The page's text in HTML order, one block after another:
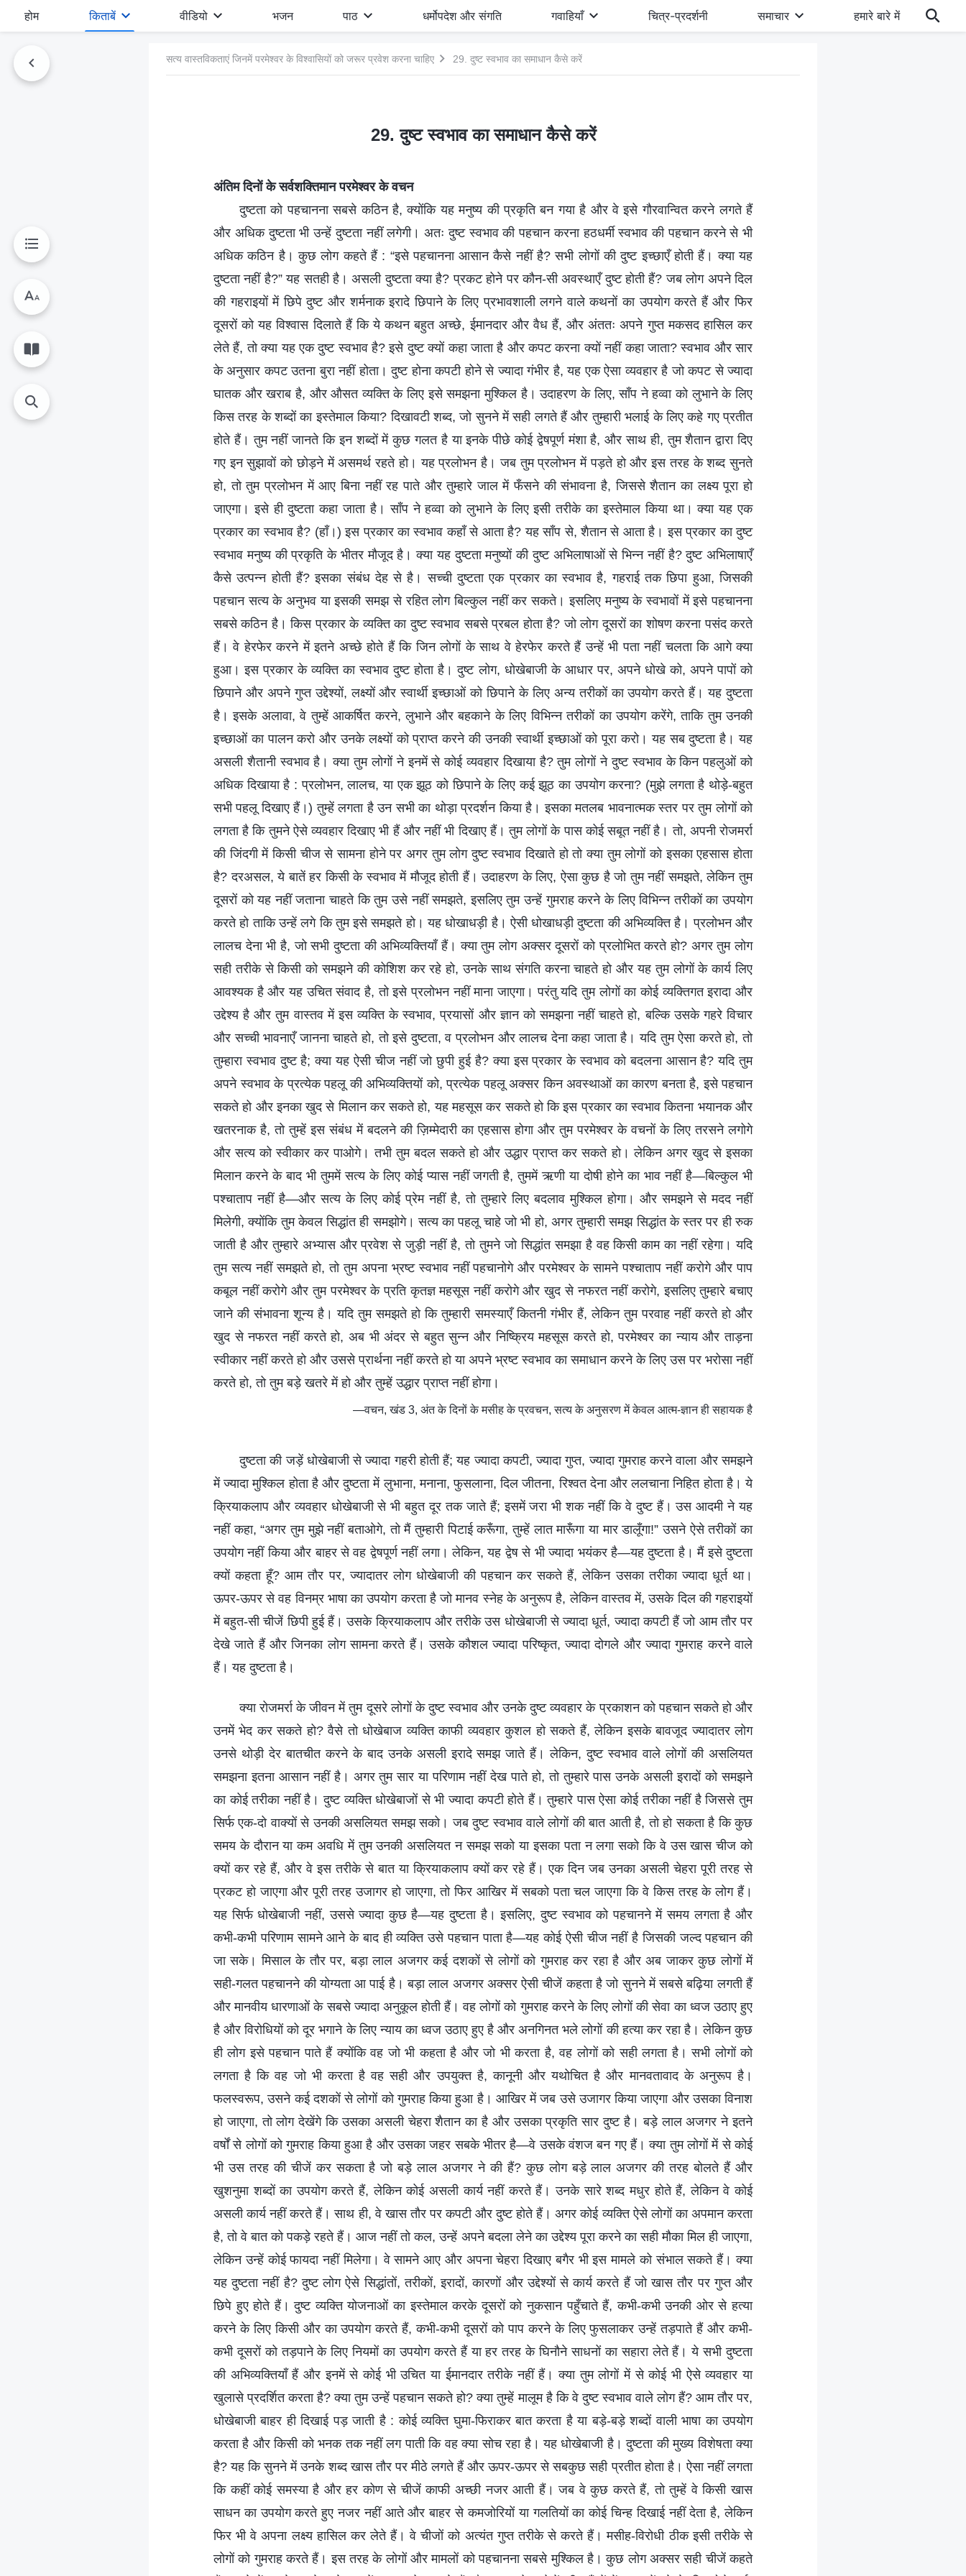
होम किताबें वीडियो भजन पाठ धर्मोपदेश और संगति गवाहियाँ चित्र-प्रदर्शनी समाचार हमारे बारे में
सत्य वास्तविकताएं जिनमें परमेश्वर के विश्वासियों को जरूर प्रवेश करना चाहिए 29. दुष्ट स्वभाव का समाधान कैसे करें
29. दुष्ट स्वभाव का समाधान कैसे करें
अंतिम दिनों के सर्वशक्तिमान परमेश्वर के वचन
दुष्टता को पहचानना सबसे कठिन है, क्योंकि यह मनुष्य की प्रकृति बन गया है और वे इसे गौरवान्वित करने लगते हैं
और अधिक दुष्टता भी उन्हें दुष्टता नहीं लगेगी। अतः दुष्ट स्वभाव की पहचान करना हठधर्मी स्वभाव की पहचान करने से भी
अधिक कठिन है। कुछ लोग कहते हैं : “इसे पहचानना आसान कैसे नहीं है? सभी लोगों की दुष्ट इच्छाएँ होती हैं। क्या यह
दुष्टता नहीं है?” यह सतही है। असली दुष्टता क्या है? प्रकट होने पर कौन-सी अवस्थाएँ दुष्ट होती हैं? जब लोग अपने दिल
की गहराइयों में छिपे दुष्ट और शर्मनाक इरादे छिपाने के लिए प्रभावशाली लगने वाले कथनों का उपयोग करते हैं और फिर
दूसरों को यह विश्वास दिलाते हैं कि ये कथन बहुत अच्छे, ईमानदार और वैध हैं, और अंततः अपने गुप्त मकसद हासिल कर
लेते हैं, तो क्या यह एक दुष्ट स्वभाव है? इसे दुष्ट क्यों कहा जाता है और कपट करना क्यों नहीं कहा जाता? स्वभाव और सार
के अनुसार कपट उतना बुरा नहीं होता। दुष्ट होना कपटी होने से ज्यादा गंभीर है, यह एक ऐसा व्यवहार है जो कपट से ज्यादा
घातक और खराब है, और औसत व्यक्ति के लिए इसे समझना मुश्किल है। उदाहरण के लिए, साँप ने हव्वा को लुभाने के लिए
किस तरह के शब्दों का इस्तेमाल किया? दिखावटी शब्द, जो सुनने में सही लगते हैं और तुम्हारी भलाई के लिए कहे गए प्रतीत
होते हैं। तुम नहीं जानते कि इन शब्दों में कुछ गलत है या इनके पीछे कोई द्वेषपूर्ण मंशा है, और साथ ही, तुम शैतान द्वारा दिए
गए इन सुझावों को छोड़ने में असमर्थ रहते हो। यह प्रलोभन है। जब तुम प्रलोभन में पड़ते हो और इस तरह के शब्द सुनते
हो, तो तुम प्रलोभन में आए बिना नहीं रह पाते और तुम्हारे जाल में फँसने की संभावना है, जिससे शैतान का लक्ष्य पूरा हो
जाएगा। इसे ही दुष्टता कहा जाता है। साँप ने हव्वा को लुभाने के लिए इसी तरीके का इस्तेमाल किया था। क्या यह एक
प्रकार का स्वभाव है? (हाँ।) इस प्रकार का स्वभाव कहाँ से आता है? यह साँप से, शैतान से आता है। इस प्रकार का दुष्ट
स्वभाव मनुष्य की प्रकृति के भीतर मौजूद है। क्या यह दुष्टता मनुष्यों की दुष्ट अभिलाषाओं से भिन्न नहीं है? दुष्ट अभिलाषाएँ
कैसे उत्पन्न होती हैं? इसका संबंध देह से है। सच्ची दुष्टता एक प्रकार का स्वभाव है, गहराई तक छिपा हुआ, जिसकी
पहचान सत्य के अनुभव या इसकी समझ से रहित लोग बिल्कुल नहीं कर सकते। इसलिए मनुष्य के स्वभावों में इसे पहचानना
सबसे कठिन है। किस प्रकार के व्यक्ति का दुष्ट स्वभाव सबसे प्रबल होता है? जो लोग दूसरों का शोषण करना पसंद करते
हैं। वे हेरफेर करने में इतने अच्छे होते हैं कि जिन लोगों के साथ वे हेरफेर करते हैं उन्हें भी पता नहीं चलता कि आगे क्या
हुआ। इस प्रकार के व्यक्ति का स्वभाव दुष्ट होता है। दुष्ट लोग, धोखेबाजी के आधार पर, अपने धोखे को, अपने पापों को
छिपाने और अपने गुप्त उद्देश्यों, लक्ष्यों और स्वार्थी इच्छाओं को छिपाने के लिए अन्य तरीकों का उपयोग करते हैं। यह दुष्टता
है। इसके अलावा, वे तुम्हें आकर्षित करने, लुभाने और बहकाने के लिए विभिन्न तरीकों का उपयोग करेंगे, ताकि तुम उनकी
इच्छाओं का पालन करो और उनके लक्ष्यों को प्राप्त करने की उनकी स्वार्थी इच्छाओं को पूरा करो। यह सब दुष्टता है। यह
असली शैतानी स्वभाव है। क्या तुम लोगों ने इनमें से कोई व्यवहार दिखाया है? तुम लोगों ने दुष्ट स्वभाव के किन पहलुओं को
अधिक दिखाया है : प्रलोभन, लालच, या एक झूठ को छिपाने के लिए कई झूठ का उपयोग करना? (मुझे लगता है थोड़े-बहुत
सभी पहलू दिखाए हैं।) तुम्हें लगता है उन सभी का थोड़ा प्रदर्शन किया है। इसका मतलब भावनात्मक स्तर पर तुम लोगों को
लगता है कि तुमने ऐसे व्यवहार दिखाए भी हैं और नहीं भी दिखाए हैं। तुम लोगों के पास कोई सबूत नहीं है। तो, अपनी रोजमर्रा
की जिंदगी में किसी चीज से सामना होने पर अगर तुम लोग दुष्ट स्वभाव दिखाते हो तो क्या तुम लोगों को इसका एहसास होता
है? दरअसल, ये बातें हर किसी के स्वभाव में मौजूद होती हैं। उदाहरण के लिए, ऐसा कुछ है जो तुम नहीं समझते, लेकिन तुम
दूसरों को यह नहीं जताना चाहते कि तुम उसे नहीं समझते, इसलिए तुम उन्हें गुमराह करने के लिए विभिन्न तरीकों का उपयोग
करते हो ताकि उन्हें लगे कि तुम इसे समझते हो। यह धोखाधड़ी है। ऐसी धोखाधड़ी दुष्टता की अभिव्यक्ति है। प्रलोभन और
लालच देना भी है, जो सभी दुष्टता की अभिव्यक्तियाँ हैं। क्या तुम लोग अक्सर दूसरों को प्रलोभित करते हो? अगर तुम लोग
सही तरीके से किसी को समझने की कोशिश कर रहे हो, उनके साथ संगति करना चाहते हो और यह तुम लोगों के कार्य लिए
आवश्यक है और यह उचित संवाद है, तो इसे प्रलोभन नहीं माना जाएगा। परंतु यदि तुम लोगों का कोई व्यक्तिगत इरादा और
उद्देश्य है और तुम वास्तव में इस व्यक्ति के स्वभाव, प्रयासों और ज्ञान को समझना नहीं चाहते हो, बल्कि उसके गहरे विचार
और सच्ची भावनाएँ जानना चाहते हो, तो इसे दुष्टता, व प्रलोभन और लालच देना कहा जाता है। यदि तुम ऐसा करते हो, तो
तुम्हारा स्वभाव दुष्ट है; क्या यह ऐसी चीज नहीं जो छुपी हुई है? क्या इस प्रकार के स्वभाव को बदलना आसान है? यदि तुम
अपने स्वभाव के प्रत्येक पहलू की अभिव्यक्तियों को, प्रत्येक पहलू अक्सर किन अवस्थाओं का कारण बनता है, इसे पहचान
सकते हो और इनका खुद से मिलान कर सकते हो, यह महसूस कर सकते हो कि इस प्रकार का स्वभाव कितना भयानक और
खतरनाक है, तो तुम्हें इस संबंध में बदलने की ज़िम्मेदारी का एहसास होगा और तुम परमेश्वर के वचनों के लिए तरसने लगोगे
और सत्य को स्वीकार कर पाओगे। तभी तुम बदल सकते हो और उद्धार प्राप्त कर सकते हो। लेकिन अगर खुद से इसका
मिलान करने के बाद भी तुममें सत्य के लिए कोई प्यास नहीं जगती है, तुममें ऋणी या दोषी होने का भाव नहीं है—बिल्कुल भी
पश्चाताप नहीं है—और सत्य के लिए कोई प्रेम नहीं है, तो तुम्हारे लिए बदलाव मुश्किल होगा। और समझने से मदद नहीं
मिलेगी, क्योंकि तुम केवल सिद्धांत ही समझोगे। सत्य का पहलू चाहे जो भी हो, अगर तुम्हारी समझ सिद्धांत के स्तर पर ही रुक
जाती है और तुम्हारे अभ्यास और प्रवेश से जुड़ी नहीं है, तो तुमने जो सिद्धांत समझा है वह किसी काम का नहीं रहेगा। यदि
तुम सत्य नहीं समझते हो, तो तुम अपना भ्रष्ट स्वभाव नहीं पहचानोगे और परमेश्वर के सामने पश्चाताप नहीं करोगे और पाप
कबूल नहीं करोगे और तुम परमेश्वर के प्रति कृतज्ञ महसूस नहीं करोगे और खुद से नफरत नहीं करोगे, इसलिए तुम्हारे बचाए
जाने की संभावना शून्य है। यदि तुम समझते हो कि तुम्हारी समस्याएँ कितनी गंभीर हैं, लेकिन तुम परवाह नहीं करते हो और
खुद से नफरत नहीं करते हो, अब भी अंदर से बहुत सुन्न और निष्क्रिय महसूस करते हो, परमेश्वर का न्याय और ताड़ना
स्वीकार नहीं करते हो और उससे प्रार्थना नहीं करते हो या अपने भ्रष्ट स्वभाव का समाधान करने के लिए उस पर भरोसा नहीं
करते हो, तो तुम बड़े खतरे में हो और तुम्हें उद्धार प्राप्त नहीं होगा।
—वचन, खंड 3, अंत के दिनों के मसीह के प्रवचन, सत्य के अनुसरण में केवल आत्म-ज्ञान ही सहायक है
दुष्टता की जड़ें धोखेबाजी से ज्यादा गहरी होती हैं; यह ज्यादा कपटी, ज्यादा गुप्त, ज्यादा गुमराह करने वाला और समझने
में ज्यादा मुश्किल होता है और दुष्टता में लुभाना, मनाना, फुसलाना, दिल जीतना, रिश्वत देना और ललचाना निहित होता है। ये
क्रियाकलाप और व्यवहार धोखेबाजी से भी बहुत दूर तक जाते हैं; इसमें जरा भी शक नहीं कि वे दुष्ट हैं। उस आदमी ने यह
नहीं कहा, “अगर तुम मुझे नहीं बताओगे, तो मैं तुम्हारी पिटाई करूँगा, तुम्हें लात मारूँगा या मार डालूँगा!” उसने ऐसे तरीकों का
उपयोग नहीं किया और बाहर से वह द्वेषपूर्ण नहीं लगा। लेकिन, यह द्वेष से भी ज्यादा भयंकर है—यह दुष्टता है। मैं इसे दुष्टता
क्यों कहता हूँ? आम तौर पर, ज्यादातर लोग धोखेबाजी की पहचान कर सकते हैं, लेकिन उसका तरीका ज्यादा धूर्त था।
ऊपर-ऊपर से वह विनम्र भाषा का उपयोग करता है जो मानव स्नेह के अनुरूप है, लेकिन वास्तव में, उसके दिल की गहराइयों
में बहुत-सी चीजें छिपी हुई हैं। उसके क्रियाकलाप और तरीके उस धोखेबाजी से ज्यादा धूर्त, ज्यादा कपटी हैं जो आम तौर पर
देखे जाते हैं और जिनका लोग सामना करते हैं। उसके कौशल ज्यादा परिष्कृत, ज्यादा दोगले और ज्यादा गुमराह करने वाले
हैं। यह दुष्टता है।
क्या रोजमर्रा के जीवन में तुम दूसरे लोगों के दुष्ट स्वभाव और उनके दुष्ट व्यवहार के प्रकाशन को पहचान सकते हो और
उनमें भेद कर सकते हो? वैसे तो धोखेबाज व्यक्ति काफी व्यवहार कुशल हो सकते हैं, लेकिन इसके बावजूद ज्यादातर लोग
उनसे थोड़ी देर बातचीत करने के बाद उनके असली इरादे समझ जाते हैं। लेकिन, दुष्ट स्वभाव वाले लोगों की असलियत
समझना इतना आसान नहीं है। अगर तुम सार या परिणाम नहीं देख पाते हो, तो तुम्हारे पास उनके असली इरादों को समझने
का कोई तरीका नहीं है। दुष्ट व्यक्ति धोखेबाजों से भी ज्यादा कपटी होते हैं। तुम्हारे पास ऐसा कोई तरीका नहीं है जिससे तुम
सिर्फ एक-दो वाक्यों से उनकी असलियत समझ सको। जब दुष्ट स्वभाव वाले लोगों की बात आती है, तो हो सकता है कि कुछ
समय के दौरान या कम अवधि में तुम उनकी असलियत न समझ सको या इसका पता न लगा सको कि वे उस खास चीज को
क्यों कर रहे हैं, और वे इस तरीके से बात या क्रियाकलाप क्यों कर रहे हैं। एक दिन जब उनका असली चेहरा पूरी तरह से
प्रकट हो जाएगा और पूरी तरह उजागर हो जाएगा, तो फिर आखिर में सबको पता चल जाएगा कि वे किस तरह के लोग हैं।
यह सिर्फ धोखेबाजी नहीं, उससे ज्यादा कुछ है—यह दुष्टता है। इसलिए, दुष्ट स्वभाव को पहचानने में समय लगता है और
कभी-कभी परिणाम सामने आने के बाद ही व्यक्ति उसे पहचान पाता है—यह कोई ऐसी चीज नहीं है जिसकी जल्द पहचान की
जा सके। मिसाल के तौर पर, बड़ा लाल अजगर कई दशकों से लोगों को गुमराह कर रहा है और अब जाकर कुछ लोगों में
सही-गलत पहचानने की योग्यता आ पाई है। बड़ा लाल अजगर अक्सर ऐसी चीजें कहता है जो सुनने में सबसे बढ़िया लगती हैं
और मानवीय धारणाओं के सबसे ज्यादा अनुकूल होती हैं। वह लोगों को गुमराह करने के लिए लोगों की सेवा का ध्वज उठाए हुए
है और विरोधियों को दूर भगाने के लिए न्याय का ध्वज उठाए हुए है और अनगिनत भले लोगों की हत्या कर रहा है। लेकिन कुछ
ही लोग इसे पहचान पाते हैं क्योंकि वह जो भी कहता है और जो भी करता है, वह लोगों को सही लगता है। सभी लोगों को
लगता है कि वह जो भी करता है वह सही और उपयुक्त है, कानूनी और यथोचित है और मानवतावाद के अनुरूप है।
फलस्वरूप, उसने कई दशकों से लोगों को गुमराह किया हुआ है। आखिर में जब उसे उजागर किया जाएगा और उसका विनाश
हो जाएगा, तो लोग देखेंगे कि उसका असली चेहरा शैतान का है और उसका प्रकृति सार दुष्ट है। बड़े लाल अजगर ने इतने
वर्षों से लोगों को गुमराह किया हुआ है और उसका जहर सबके भीतर है—वे उसके वंशज बन गए हैं। क्या तुम लोगों में से कोई
भी उस तरह की चीजें कर सकता है जो बड़े लाल अजगर ने की हैं? कुछ लोग बड़े लाल अजगर की तरह बोलते हैं और
खुशनुमा शब्दों का उपयोग करते हैं, लेकिन कोई असली कार्य नहीं करते हैं। उनके सारे शब्द मधुर होते हैं, लेकिन वे कोई
असली कार्य नहीं करते हैं। साथ ही, वे खास तौर पर कपटी और दुष्ट होते हैं। अगर कोई व्यक्ति ऐसे लोगों का अपमान करता
है, तो वे बात को पकड़े रहते हैं। आज नहीं तो कल, उन्हें अपने बदला लेने का उद्देश्य पूरा करने का सही मौका मिल ही जाएगा,
लेकिन उन्हें कोई फायदा नहीं मिलेगा। वे सामने आए और अपना चेहरा दिखाए बगैर भी इस मामले को संभाल सकते हैं। क्या
यह दुष्टता नहीं है? दुष्ट लोग ऐसे सिद्धांतों, तरीकों, इरादों, कारणों और उद्देश्यों से कार्य करते हैं जो खास तौर पर गुप्त और
छिपे हुए होते हैं। दुष्ट व्यक्ति योजनाओं का इस्तेमाल करके दूसरों को नुकसान पहुँचाते हैं, कभी-कभी उनकी ओर से हत्या
करने के लिए किसी और का उपयोग करते हैं, कभी-कभी दूसरों को पाप करने के लिए फुसलाकर उन्हें तड़पाते हैं और कभी-
कभी दूसरों को तड़पाने के लिए नियमों का उपयोग करते हैं या हर तरह के घिनौने साधनों का सहारा लेते हैं। ये सभी दुष्टता
की अभिव्यक्तियाँ हैं और इनमें से कोई भी उचित या ईमानदार तरीके नहीं हैं। क्या तुम लोगों में से कोई भी ऐसे व्यवहार या
खुलासे प्रदर्शित करता है? क्या तुम उन्हें पहचान सकते हो? क्या तुम्हें मालूम है कि वे दुष्ट स्वभाव वाले लोग हैं? आम तौर पर,
धोखेबाजी बाहर ही दिखाई पड़ जाती है : कोई व्यक्ति घुमा-फिराकर बात करता है या बड़े-बड़े शब्दों वाली भाषा का उपयोग
करता है और किसी को भनक तक नहीं लग पाती कि वह क्या सोच रहा है। यह धोखेबाजी है। दुष्टता की मुख्य विशेषता क्या
है? यह कि सुनने में उनके शब्द खास तौर पर मीठे लगते हैं और ऊपर-ऊपर से सबकुछ सही प्रतीत होता है। ऐसा नहीं लगता
कि कहीं कोई समस्या है और हर कोण से चीजें काफी अच्छी नजर आती हैं। जब वे कुछ करते हैं, तो तुम्हें वे किसी खास
साधन का उपयोग करते हुए नजर नहीं आते और बाहर से कमजोरियों या गलतियों का कोई चिन्ह दिखाई नहीं देता है, लेकिन
फिर भी वे अपना लक्ष्य हासिल कर लेते हैं। वे चीजों को अत्यंत गुप्त तरीके से करते हैं। मसीह-विरोधी ठीक इसी तरीके से
लोगों को गुमराह करते हैं। इस तरह के लोगों और मामलों को पहचानना सबसे मुश्किल है। कुछ लोग अक्सर सही चीजें कहते